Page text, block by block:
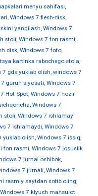
menyu sahifasi,
, Windows 7 flesh-disk,
yangilash, Windows 7
stoli, Windows 7 fon rasmi,
disk, Windows 7 foto,
kartinka rabochego stola,
7 gde yuklab olish, windows 7
guruh siyosati, Windows 7
Hot Spot, Windows 7 hozir
, Windows 7
stoli, Windows 7 ishlamay
7 ishlamaydi, Windows 7
yuklab olish, Windows 7 issiq,
fon rasmi, Windows 7 josuslik
7 jurnal oshibok,
7 jurnali, Windows 7
rasmiy saytdan sotib oling,
Windows 7 klyuch mahsulot